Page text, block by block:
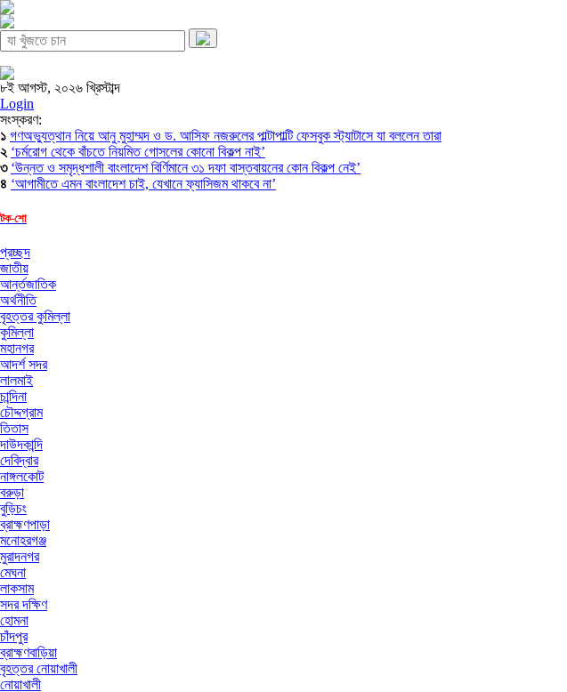
৮ই আগস্ট, ২০২৬ খ্রিস্টাব্দ
Login
সংস্করণ:
১ গণঅভ্যুত্থান নিয়ে আনু মুহাম্মদ ও ড. আসিফ নজরুলের পাল্টাপাল্টি ফেসবুক স্ট্যাটাসে যা বললেন তারা
২ ‘চর্মরোগ থেকে বাঁচতে নিয়মিত গোসলের কোনো বিকল্প নাই’
৩ ‘উন্নত ও সমৃদ্ধশালী বাংলাদেশ বির্ণিমানে ৩১ দফা বাস্তবায়নের কোন বিকল্প নেই’
৪ ‘আগামীতে এমন বাংলাদেশ চাই, যেখানে ফ্যাসিজম থাকবে না’
টক-শো
প্রচ্ছদ
জাতীয়
আর্ন্তজাতিক
অর্থনীতি
বৃহত্তর কুমিল্লা
কুমিল্লা
মহানগর
আদর্শ সদর
লালমাই
চান্দিনা
চৌদ্দগ্রাম
তিতাস
দাউদকান্দি
দেবিদ্বার
নাঙ্গলকোট
বরুড়া
বুড়িচং
ব্রাহ্মণপাড়া
মনোহরগঞ্জ
মুরাদনগর
মেঘনা
লাকসাম
সদর দক্ষিণ
হোমনা
চাঁদপুর
ব্রাহ্মণবাড়িয়া
বৃহত্তর নোয়াখালী
নোয়াখালী